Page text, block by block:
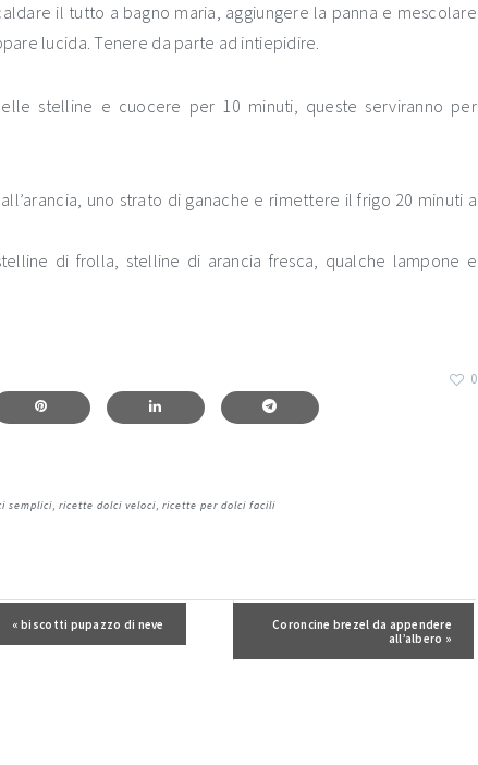
il tutto a bagno maria, aggiungere la panna e mescolare
lucida. Tenere da parte ad intiepidire.
stelline e cuocere per 10 minuti, queste serviranno per
uno strato di ganache e rimettere il frigo 20 minuti a
di frolla, stelline di arancia fresca, qualche lampone e
0
semplici, ricette dolci veloci, ricette per dolci facili
Post precedente:
« biscotti pupazzo di neve Post successivo:
Coroncine brezel da appendere
all’albero »